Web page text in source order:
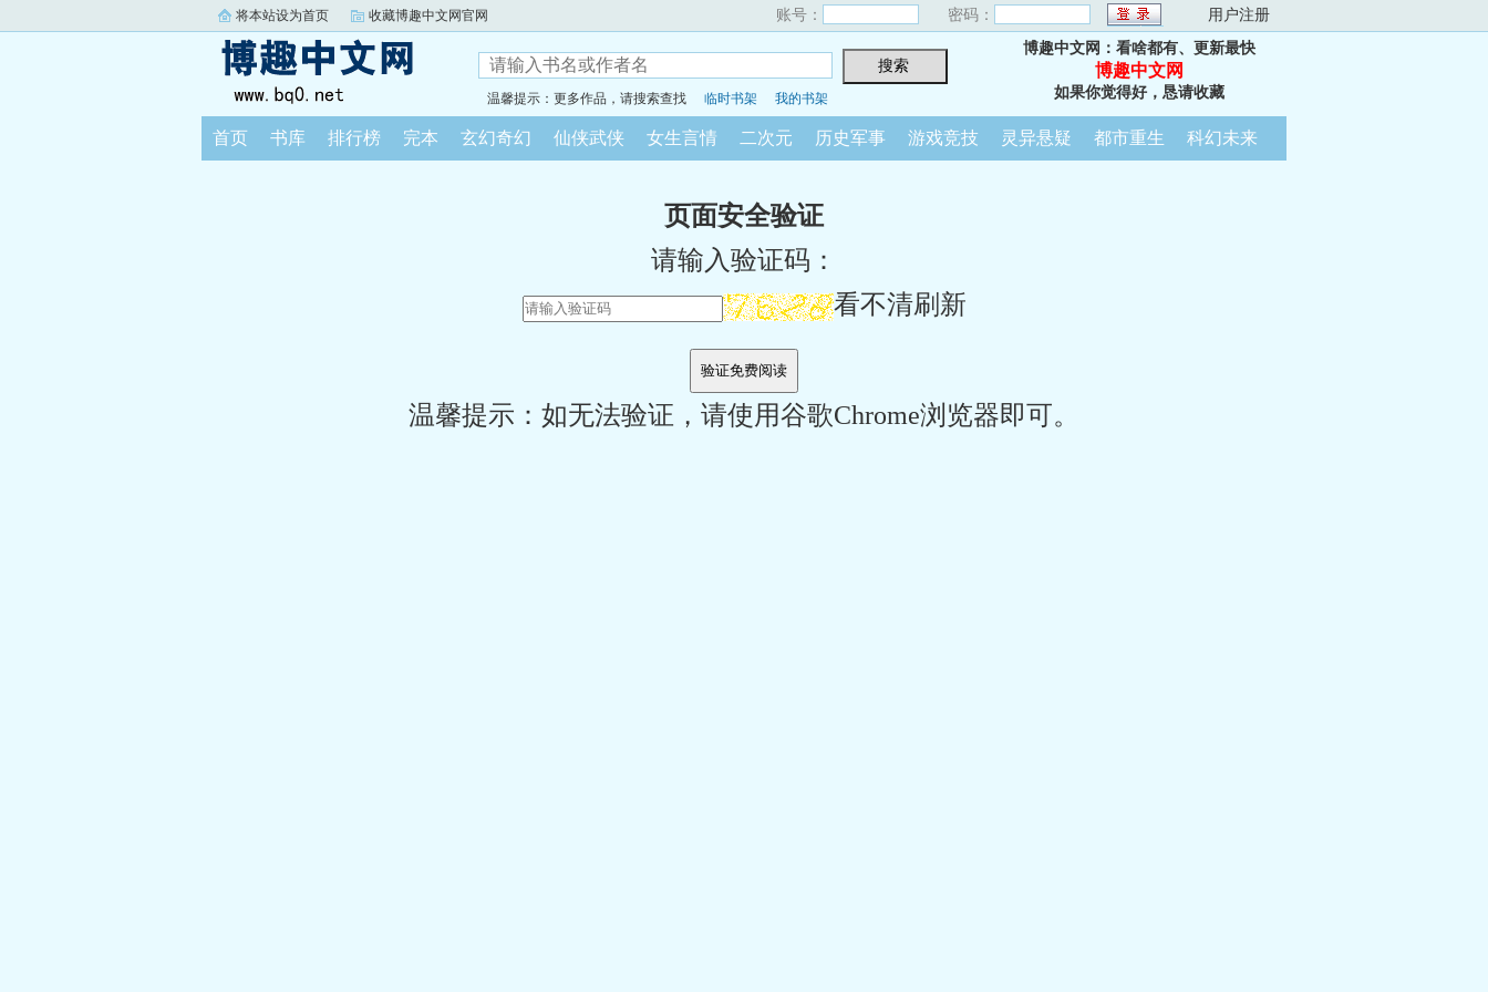
将本站设为首页 收藏博趣中文网官网 账号： 密码： 用户注册
温馨提示：更多作品，请搜索查找 临时书架 我的书架
博趣中文网：看啥都有、更新最快
博趣中文网
如果你觉得好，恳请收藏
首页 书库 排行榜 完本 玄幻奇幻 仙侠武侠 女生言情 二次元 历史军事 游戏竞技 灵异悬疑 都市重生 科幻未来
页面安全验证
请输入验证码：
看不清刷新
温馨提示：如无法验证，请使用谷歌Chrome浏览器即可。